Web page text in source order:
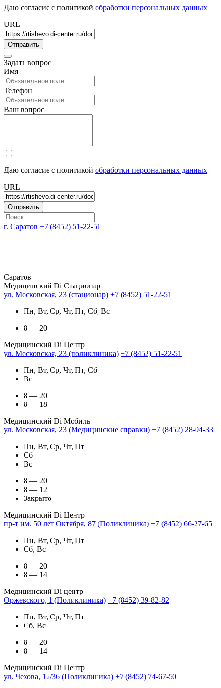
Даю согласие с политикой обработки персональных данных
URL
Задать вопрос
Имя
Телефон
Ваш вопрос
Даю согласие с политикой обработки персональных данных
URL
г. Саратов +7 (8452) 51-22-51
Саратов
Медицинский Di Стационар
ул. Московская, 23 (стационар) +7 (8452) 51-22-51
Пн, Вт, Ср, Чт, Пт, Сб, Вс
8 — 20
Медицинский Di Центр
ул. Московская, 23 (поликлиника) +7 (8452) 51-22-51
Пн, Вт, Ср, Чт, Пт, Сб
Вс
8 — 20
8 — 18
Медицинский Di Мобиль
ул. Московская, 23 (Медицинские справки) +7 (8452) 28-04-33
Пн, Вт, Ср, Чт, Пт
Сб
Вс
8 — 20
8 — 12
Закрыто
Медицинский Di Центр
пр-т им. 50 лет Октября, 87 (Поликлиника) +7 (8452) 66-27-65
Пн, Вт, Ср, Чт, Пт
Сб, Вс
8 — 20
8 — 14
Медицинский Di центр
Оржевского, 1 (Поликлиника) +7 (8452) 39-82-82
Пн, Вт, Ср, Чт, Пт
Сб, Вс
8 — 20
8 — 14
Медицинский Di Центр
ул. Чехова, 12/36 (Поликлиника) +7 (8452) 74-67-50